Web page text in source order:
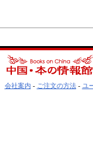
会社案内 - ご注文の方法- ユ